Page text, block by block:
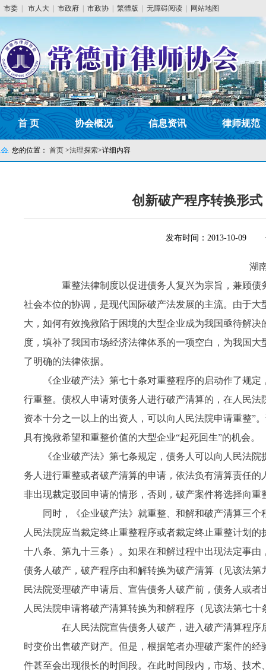
市委 市人大 市政府 市政协 繁體版 无障碍阅读 网站地图
首 页 协会概况 信息资讯 律师规范
您的位置： 首页 >法理探索>详细内容
创新破产程序转换形
发布时间：2013-10-09
湖
重整法律制度以促进债务人复兴为宗旨，兼顾债
社会本位的协调，是现代国际破产法发展的主流。由于
大，如何有效挽救陷于困境的大型企业成为我国亟待解决
度，填补了我国市场经济法律体系的一项空白，为我国
了明确的法律依据。
《企业破产法》第七十条对重整程序的启动作了规
行重整。债权人申请对债务人进行破产清算的，在人民
资本十分之一以上的出资人，可以向人民法院申请重整”
具有挽救希望和重整价值的大型企业“起死回生”的机会。
《企业破产法》第七条规定，债务人可以向人民法
务人进行重整或者破产清算的申请，依法负有清算责任
非出现裁定驳回申请的情形，否则，破产案件将选择向
同时，《企业破产法》就重整、和解和破产清算三
人民法院应当裁定终止重整程序或者裁定终止重整计划
十八条、第九十三条）。如果在和解过程中出现法定事
债务人破产，破产程序由和解转换为破产清算（见该法
民法院受理破产申请后、宣告债务人破产前，债务人或
人民法院申请将破产清算转换为和解程序（见该法第七十
在人民法院宣告债务人破产，进入破产清算程序
时变价出售破产财产。但是，根据笔者办理破产案件的
件甚至会出现很长的时间段。在此时间段内，市场、技